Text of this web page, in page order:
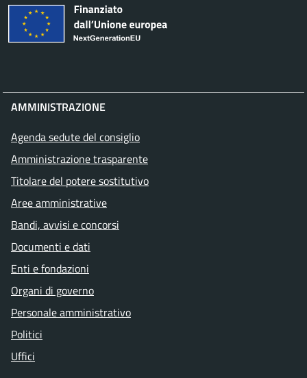
AMMINISTRAZIONE
Agenda sedute del consiglio
Amministrazione trasparente
Titolare del potere sostitutivo
Aree amministrative
Bandi, avvisi e concorsi
Documenti e dati
Enti e fondazioni
Organi di governo
Personale amministrativo
Politici
Uffici